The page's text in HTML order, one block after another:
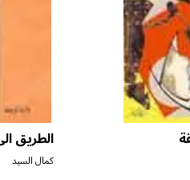
الطريق
كمال السيد